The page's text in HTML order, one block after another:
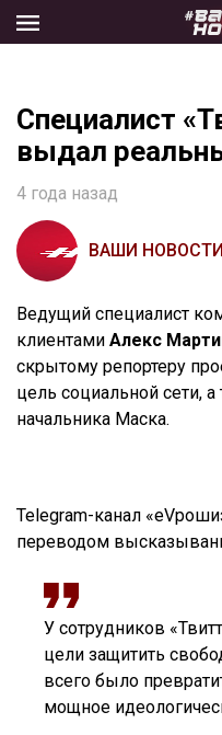
the
Специалист
выдал
4 года назад
ВАШИ НОВОСТИ
Ведущий специалист
клиентами Алекс
скрытому репортеру
цель социальной сети,
начальника Маска.
Telegram-канал
переводом
У сотрудников
цели защитить
всего было
мощное